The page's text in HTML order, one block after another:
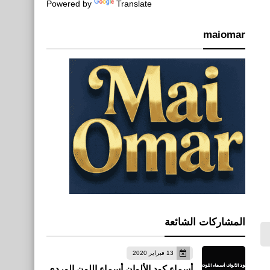
Powered by Translate
maiomar
المشاركات الشائعة
13 فبراير 2020